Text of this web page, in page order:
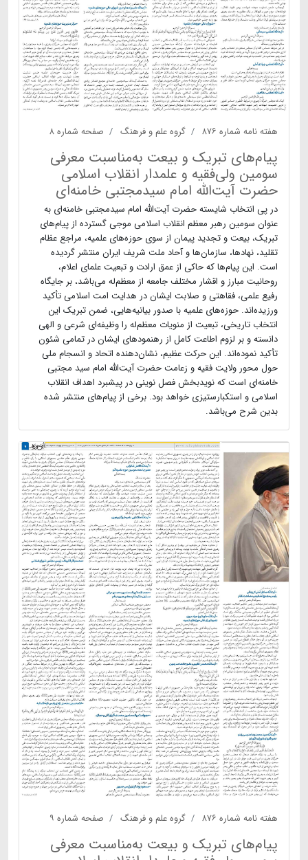
هفته نامه شماره ۸۷۶ گروه علم و فرهنگ صفحه شماره ۸
پیام‌های تبریک و بیعت به‌مناسبت معرفی
سومین ولی‌فقیه و علمدار انقلاب اسلامی
حضرت آیت‌الله امام سیدمجتبی خامنه‌ای
در پی انتخاب شایسته حضرت آیت‌الله امام سیدمجتبی خامنه‌ای به
عنوان سومین رهبر معظم انقلاب اسلامی موجی گسترده از پیام‌های
تبریک، بیعت و تجدید پیمان از سوی حوزه‌های علمیه، مراجع عظام
تقلید، نهادها، سازمان‌ها و آحاد ملت شریف ایران منتشر گردیده
است. این پیام‌ها که حاکی از عمق ارادت و تبعیت علمای اعلام،
روحانیت مبارز و اقشار مختلف جامعه از معظم‌له می‌باشد، بر جایگاه
رفیع علمی، فقاهتی و صلابت ایشان در هدایت امت اسلامی تأکید
ورزیده‌اند. حوزه‌های علمیه با صدور بیانیه‌هایی، ضمن تبریک این
انتخاب تاریخی، تبعیت از منویات معظم‌له را وظیفه‌ای شرعی و الهی
دانسته و بر لزوم اطاعت کامل از رهنمودهای ایشان در تمامی شئون
تأکید نموده‌اند. این حرکت عظیم، نشان‌دهنده اتحاد و انسجام ملی
حول محور ولایت فقیه و زعامت حضرت آیت‌الله امام سید مجتبی
خامنه‌ای است که نویدبخش فصل نوینی در پیشبرد اهداف انقلاب
اسلامی و استکبارستیزی خواهد بود. برخی از پیام‌های منتشر شده
بدین شرح می‌باشد.
هفته نامه شماره ۸۷۶ گروه علم و فرهنگ صفحه شماره ۹
پیام‌های تبریک و بیعت به‌مناسبت معرفی